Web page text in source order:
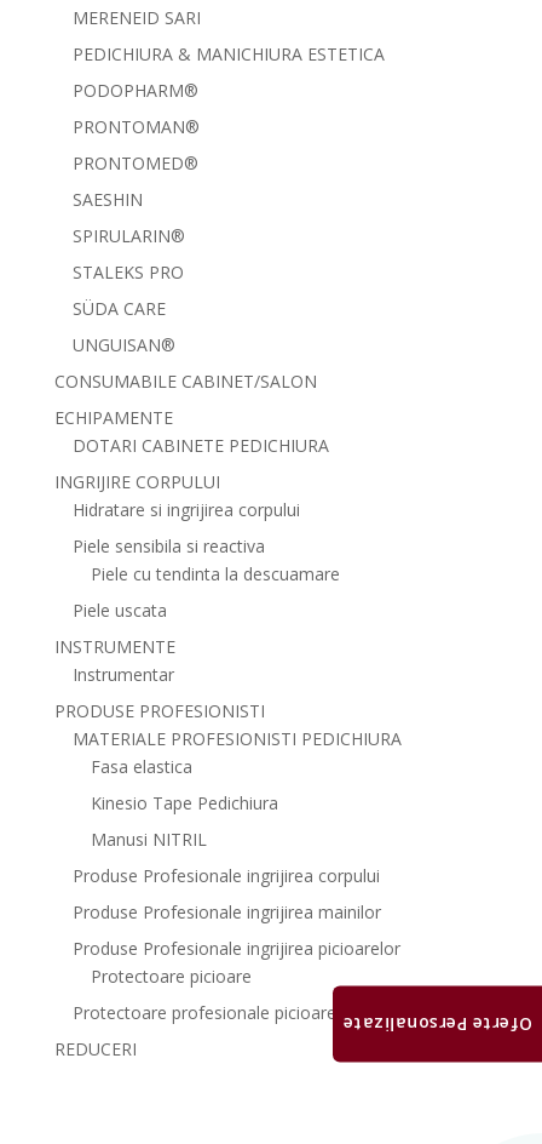
MERENEID SARI
PEDICHIURA & MANICHIURA ESTETICA
PODOPHARM®
PRONTOMAN®
PRONTOMED®
SAESHIN
SPIRULARIN®
STALEKS PRO
SÜDA CARE
UNGUISAN®
CONSUMABILE CABINET/SALON
ECHIPAMENTE
DOTARI CABINETE PEDICHIURA
INGRIJIRE CORPULUI
Hidratare si ingrijirea corpului
Piele sensibila si reactiva
Piele cu tendinta la descuamare
Piele uscata
INSTRUMENTE
Instrumentar
PRODUSE PROFESIONISTI
MATERIALE PROFESIONISTI PEDICHIURA
Fasa elastica
Kinesio Tape Pedichiura
Manusi NITRIL
Produse Profesionale ingrijirea corpului
Produse Profesionale ingrijirea mainilor
Produse Profesionale ingrijirea picioarelor
Protectoare picioare
Protectoare profesionale picioare
REDUCERI
Oferte Personalizate